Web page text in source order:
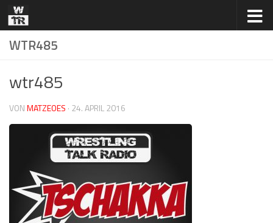
Zum Inhalt springen
WTR485
wtr485
VONMATZEOES · 24. APRIL 2016